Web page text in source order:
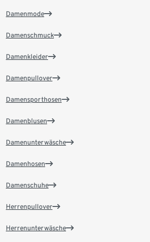
Damenmode
Damenschmuck
Damenkleider
Damenpullover
Damensporthosen
Damenblusen
Damenunterwäsche
Damenhosen
Damenschuhe
Herrenpullover
Herrenunterwäsche